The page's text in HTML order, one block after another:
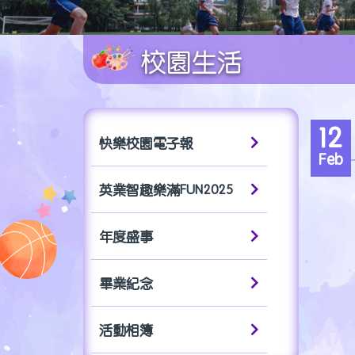
校園生活
快樂校園電子報
英業智趣樂滿FUN2025
年度盛事
畢業紀念
活動相簿
12
Feb